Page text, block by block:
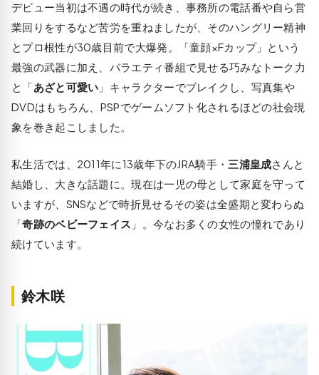
デビュー当初は不遇の時代が続き、事務所の電話番や自ら営
業回りをするなど苦労を重ねましたが、そのハングリー精神
とプロ根性が30歳目前で大爆発。「童顔×Fカップ」という
最強の武器に加え、バラエティ番組で見せる巧みなトーク力
と「あざと可愛い 」キャラクターでブレイクし、写真集や
DVDはもちろん、PSPでゲームソフト化されるほどの社会現
象を巻き起こしました。
私生活では、2011年に13歳年下のJRA騎手・ 三浦皇成さんと
結婚し、大きな話題に。現在は一児の母として家庭を守って
いますが、SNSなどで時折見せるその姿は全盛期と変わらぬ
「奇跡のベビーフェイス 」。今なお多くの女性の憧れであり
続けています。
鈴木咲